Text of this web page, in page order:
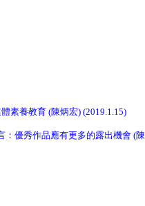
素養教育 (陳炳宏) (2019.1.15)
優秀作品應有更多的露出機會 (陳